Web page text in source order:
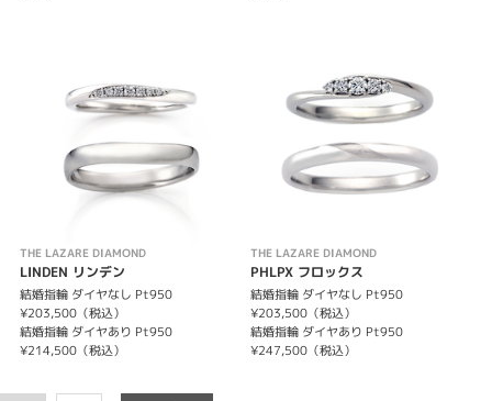
THE LAZARE DIAMOND
LINDEN リンデン
結婚指輪 ダイヤなし Pt950
¥203,500（税込）
結婚指輪 ダイヤあり Pt950
¥214,500（税込）
THE LAZARE DIAMOND
PHLPX フロックス
結婚指輪 ダイヤなし Pt950
¥203,500（税込）
結婚指輪 ダイヤあり Pt950
¥247,500（税込）